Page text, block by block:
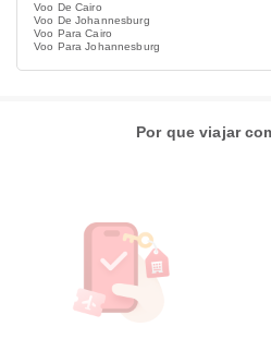
Voo De Cairo
Voo De Johannesburg
Voo Para Cairo
Voo Para Johannesburg
Por que viajar